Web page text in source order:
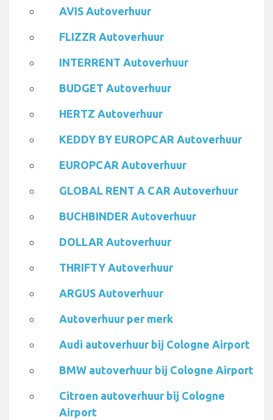
AVIS Autoverhuur
FLIZZR Autoverhuur
INTERRENT Autoverhuur
BUDGET Autoverhuur
HERTZ Autoverhuur
KEDDY BY EUROPCAR Autoverhuur
EUROPCAR Autoverhuur
GLOBAL RENT A CAR Autoverhuur
BUCHBINDER Autoverhuur
DOLLAR Autoverhuur
THRIFTY Autoverhuur
ARGUS Autoverhuur
Autoverhuur per merk
Audi autoverhuur bij Cologne Airport
BMW autoverhuur bij Cologne Airport
Citroen autoverhuur bij Cologne
Airport